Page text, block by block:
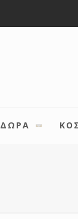
ΔΩΡΑ